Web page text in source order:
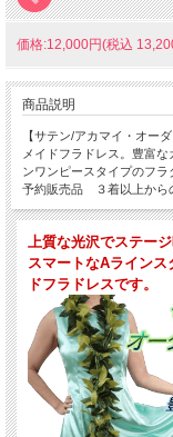
価格:12,000円(税込
商品説明
【サテン/アカマイ・オー
メイドフラドレス。豊富
ンワンピースタイプのフラ
予約販売品 ３着以上から
上質な光沢でステー
スマートなAライン
ドフラドレスです。